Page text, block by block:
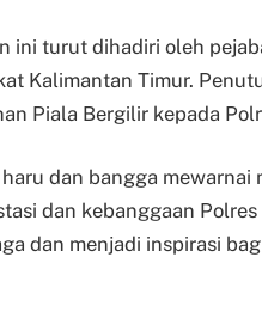
ini turut dihadiri oleh
Kalimantan Timur.
Piala Bergilir kepada
haru dan bangga
dan kebanggaan
dan menjadi inspirasi